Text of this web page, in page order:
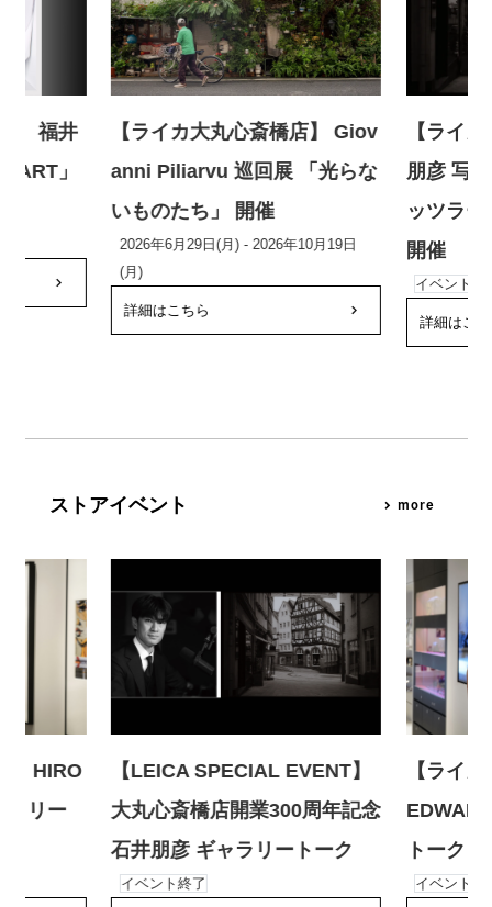
】 福井
ART」
keyboard_arrow_right
【ライカ大丸心斎橋店】 Giov
anni Piliarvu 巡回展 「光らな
いものたち」 開催
2026年6月29日(月) - 2026年10月19日
(月)
詳細はこちら keyboard_arrow_right
【ライ
朋彦 写
ッツラ
開催
イベント終
詳細はこ
ストアイベント more
】HIRO
ラリー
【LEICA SPECIAL EVENT】
大丸心斎橋店開業300周年記念
石井朋彦 ギャラリートーク
イベント終了
【ライ
トーク
イベント終